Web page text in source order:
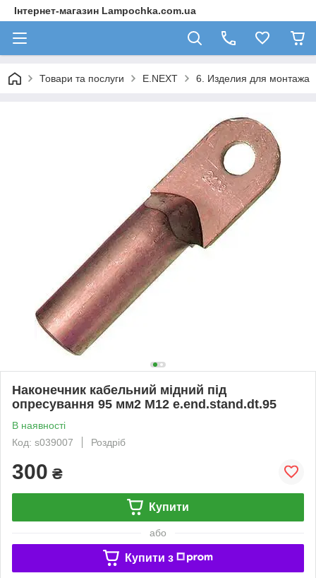
Інтернет-магазин Lampochka.com.ua
Товари та послуги E.NEXT 6. Изделия для монтажа
Наконечник кабельний мідний під
опресування 95 мм2 M12 e.end.stand.dt.95
В наявності
Код: s039007
Роздріб
300 ₴
Купити
або
Купити з